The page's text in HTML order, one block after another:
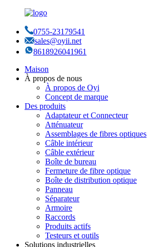
0755-23179541
sales@oyii.net
8618926041961
Maison
À propos de nous
À propos de Oyi
Concept de marque
Des produits
Adaptateur et Connecteur
Atténuateur
Assemblages de fibres optiques
Câble intérieur
Câble extérieur
Boîte de bureau
Fermeture de fibre optique
Boîte de distribution optique
Panneau
Séparateur
Armoire
Raccords
Produits actifs
Testeurs et outils
Solutions industrielles